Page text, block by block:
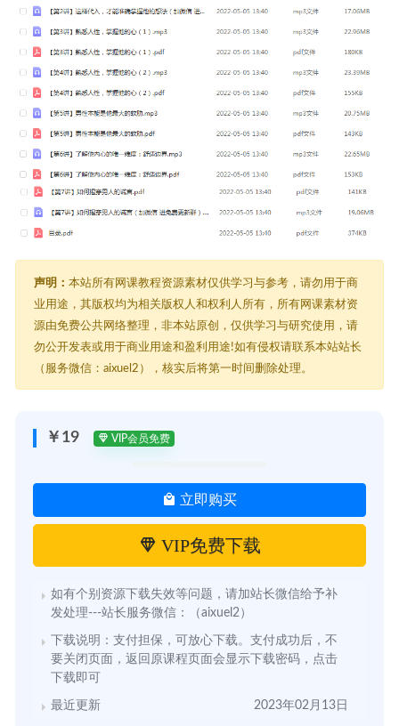
声明： 本站所有网课教程资源素材仅供学习与参考，请勿用于商
业用途，其版权均为相关版权人和权利人所有，所有网课素材资
源由免费公共网络整理，非本站原创，仅供学习与研究使用，请
勿公开发表或用于商业用途和盈利用途!如有侵权请联系本站站长
（服务微信：aixuel2），核实后将第一时间删除处理。
￥19 VIP会员免费
立即购买
VIP免费下载
如有个别资源下载失效等问题，请加站长微信给予补
发处理---站长服务微信：（aixuel2）
下载说明：支付担保，可放心下载。支付成功后，不
要关闭页面，返回原课程页面会显示下载密码，点击
下载即可
最近更新 2023年02月13日